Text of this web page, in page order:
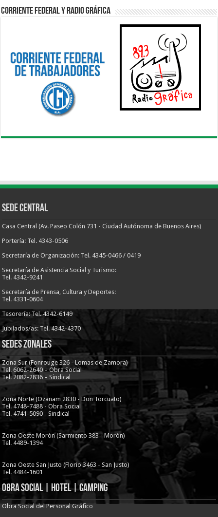
Corriente Federal y Radio Gráfica
Sede Central
Casa Central (Av. Paseo Colón 731 - Ciudad Autónoma de Buenos Aires)
Portería: Tel. 4343-0506
Secretaría de Organización: Tel. 4345-0466 / 0419
Secretaría de Asistencia Social y Turismo:
Tel. 4342-9241
Secretaría de Prensa, Cultura y Deportes:
Tel. 4331-0604
Tesorería: Tel. 4342-6149
Jubilados/as: Tel. 4342-4370
Sedes Zonales
Zona Sur (Fonrouge 326 - Lomas de Zamora)
Tel. 6062-2640 – Obra Social
Tel. 2082-2836 – Sindical
Zona Norte (Ozanam 2830 - Don Torcuato)
Tel. 4748-7488 - Obra Social
Tel. 4741-5090 - Sindical
Zona Oeste Morón (Sarmiento 383 - Morón)
Tel. 4489-1394
Zona Oeste San Justo (Florio 3463 - San Justo)
Tel. 4484-1601
Obra Social | Hotel | Camping
Obra Social del Personal Gráfico